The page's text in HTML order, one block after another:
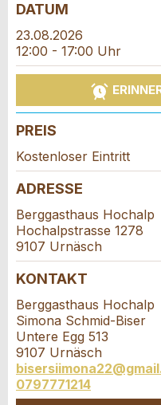
Anzeige
Ihr Feedback wird
Allgemeines
Anzeige nicht mehr
Anzeige
Nachricht
Anzeige
Empfehlen Sie diese
ANZEIGE
Schliessen
Reservation
Veranstaltungsdatum *:
Anzahl der Teilnehmer *:
Vorname / Nachname *:
Firma / Organisation:
Adresszusatz:
Strasse und Nr. *:
DATUM
23.08.2026
12:00 - 17:00 Uhr
PREIS
Kostenloser Eintritt
ADRESSE
Berggasthaus Hochalp
Hochalpstrasse 1278
9107 Urnäsch
KONTAKT
Berggasthaus Hochalp
Simona Schmid-Biser
Untere Egg 513
9107 Urnäsch
0797771214